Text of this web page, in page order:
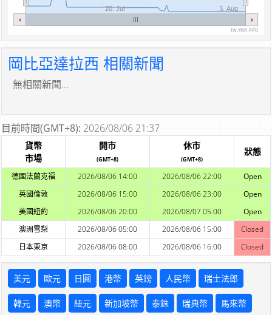
20. Jul 3. Aug
tw.rter.info
岡比亞達拉西 相關新聞
無相關新聞...
目前時間(GMT+8): 2026/08/06 21:37
貨幣
市場
開市
(GMT+8)
休市
(GMT+8)
狀態
德國法蘭克福 2026/08/06 14:00 2026/08/06 22:00
Open
英國倫敦
2026/08/06 15:00 2026/08/06 23:00
Open
美國紐約
2026/08/06 20:00 2026/08/07 05:00
Open
澳洲雪梨
2026/08/06 05:00 2026/08/06 15:00
Closed
日本東京
2026/08/06 08:00 2026/08/06 16:00 Closed
美元 歐元 日圓 港幣 英鎊 人民幣 瑞士法郎
韓元 澳幣 紐元 新加坡幣 泰銖 瑞典幣 馬來幣